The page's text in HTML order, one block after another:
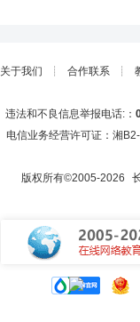
关于我们 ┊ 合作联系 ┊
违法和不良信息举报电话:：
电信业务经营许可证：湘
版权所有©2005-2026